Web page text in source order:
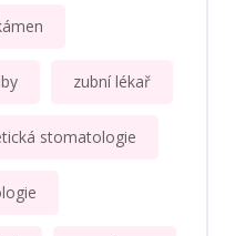
zubní lékař
stomatologie